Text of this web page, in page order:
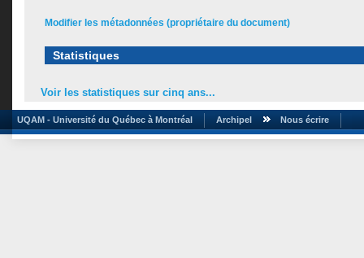
Modifier les métadonnées (propriétaire du document)
Statistiques
Voir les statistiques sur cinq ans...
UQAM - Université du Québec à Montréal Archipel Nous écrire